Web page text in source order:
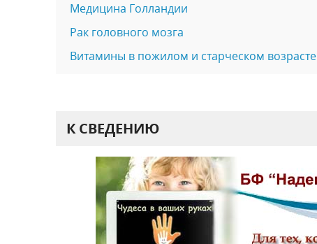
Медицина Голландии
Рак головного мозга
Витамины в пожилом и старческом возрасте
К СВЕДЕНИЮ